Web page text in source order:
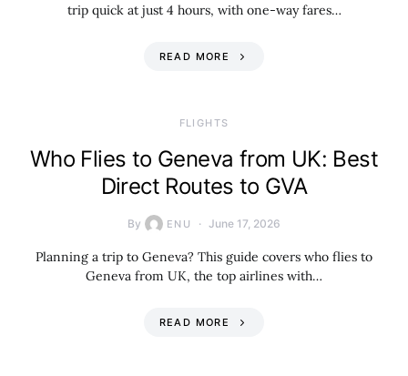
trip quick at just 4 hours, with one-way fares…
READ MORE
​FLIGHTS
Who Flies to Geneva from UK: Best
Direct Routes to GVA
By ENU June 17, 2026
Planning a trip to Geneva? This guide covers who flies to
Geneva from UK, the top airlines with…
READ MORE